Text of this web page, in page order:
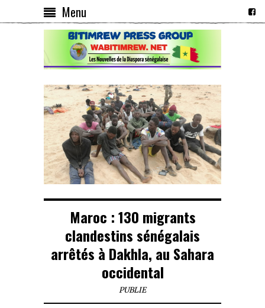
Menu
Maroc : 130 migrants
clandestins sénégalais
arrêtés à Dakhla, au Sahara
occidental
PUBLIE